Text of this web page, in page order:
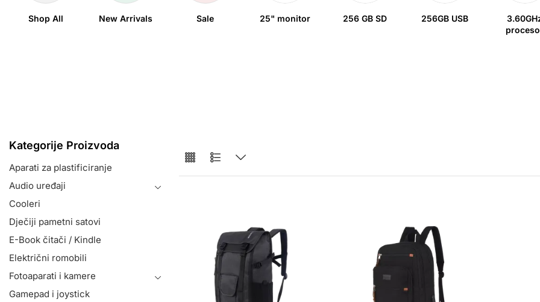
Shop All New Arrivals Sale 25" monitor 256 GB SD 256GB USB
Kategorije Proizvoda
Aparati za plastificiranje
Audio uređaji
Cooleri
Dječiji pametni satovi
E-Book čitači / Kindle
Električni romobili
Fotoaparati i kamere
Gamepad i joystick